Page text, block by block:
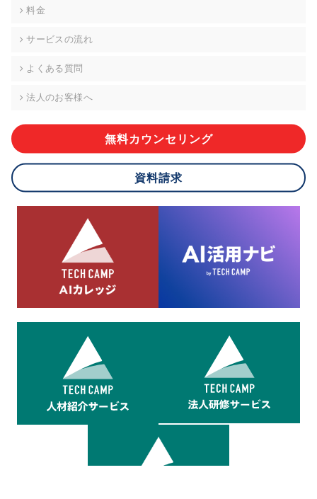
グなどの個人情報以外の情報については、原則として開示等は
株式会社div 個人情報問合せ窓口
メールアドレス:privacy_policy@di-v.co.jp
ご本人様が当社に個人情報を提供されるかどうかは任意による
応ができない場合があります。
8.cookieにより取得・分析した情報とその利用について
当社は第三者が運営するデータ・マネジメント・プラットフォ
ームからcookieにより収集されたウェブの閲覧機歴及びその分
析結果を取得し、これをお客様の個人データと結びつけた上
で、広告配信等の目的で利用いたします。
料金
サービスの流れ
よくある質問
法人のお客様へ
無料カウンセリング
資料請求